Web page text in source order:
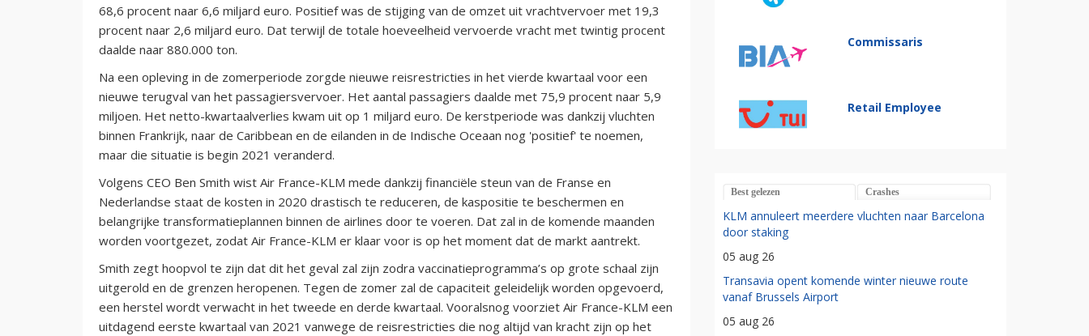
68,6 procent naar 6,6 miljard euro. Positief was de stijging van de omzet uit vrachtvervoer met 19,3
procent naar 2,6 miljard euro. Dat terwijl de totale hoeveelheid vervoerde vracht met twintig procent
daalde naar 880.000 ton.
Na een opleving in de zomerperiode zorgde nieuwe reisrestricties in het vierde kwartaal voor een
nieuwe terugval van het passagiersvervoer. Het aantal passagiers daalde met 75,9 procent naar 5,9
miljoen. Het netto-kwartaalverlies kwam uit op 1 miljard euro. De kerstperiode was dankzij vluchten
binnen Frankrijk, naar de Caribbean en de eilanden in de Indische Oceaan nog 'positief' te noemen,
maar die situatie is begin 2021 veranderd.
Volgens CEO Ben Smith wist Air France-KLM mede dankzij financiële steun van de Franse en
Nederlandse staat de kosten in 2020 drastisch te reduceren, de kaspositie te beschermen en
belangrijke transformatieplannen binnen de airlines door te voeren. Dat zal in de komende maanden
worden voortgezet, zodat Air France-KLM er klaar voor is op het moment dat de markt aantrekt.
Smith zegt hoopvol te zijn dat dit het geval zal zijn zodra vaccinatieprogramma’s op grote schaal zijn
uitgerold en de grenzen heropenen. Tegen de zomer zal de capaciteit geleidelijk worden opgevoerd,
een herstel wordt verwacht in het tweede en derde kwartaal. Vooralsnog voorziet Air France-KLM een
uitdagend eerste kwartaal van 2021 vanwege de reisrestricties die nog altijd van kracht zijn op het
Commissaris
Retail Employee
Best gelezen Crashes
KLM annuleert meerdere vluchten naar Barcelona
door staking
05 aug 26
Transavia opent komende winter nieuwe route
vanaf Brussels Airport
05 aug 26